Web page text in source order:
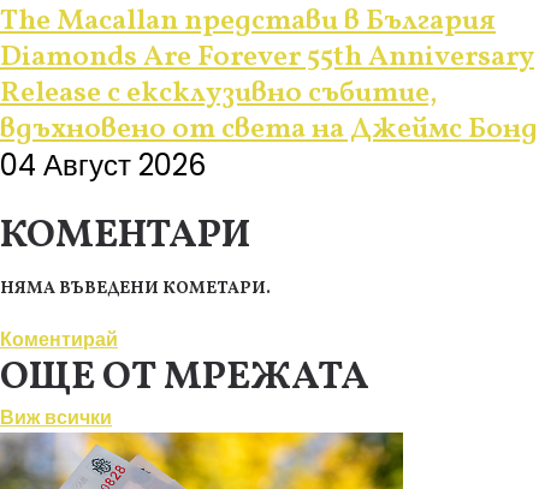
The Macallan представи в България
Diamonds Are Forever 55th Anniversary
Release с ексклузивно събитие,
вдъхновено от света на Джеймс Бонд
04 Август 2026
КОМЕНТАРИ
НЯМА ВЪВЕДЕНИ КОМЕТАРИ.
Коментирай
ОЩЕ ОТ МРЕЖАТА
Виж всички